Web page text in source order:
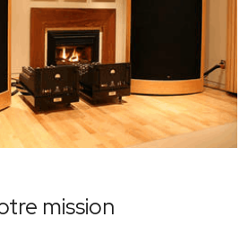
mission